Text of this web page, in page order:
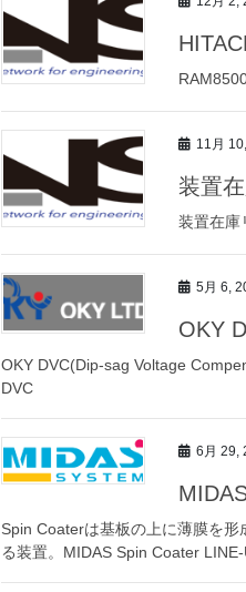
11月
装置
装置在庫
5月 6,
OKY
OKY DVC(Dip-sag Voltage
DVC
6月 29,
Spin Coaterは基板の上に薄膜を
る装置。MIDAS Spin Coater